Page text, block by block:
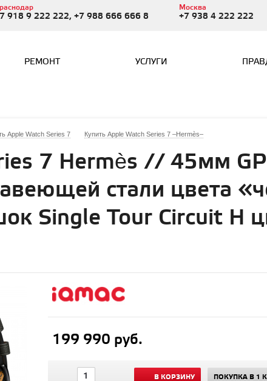
918 9 222 222, +7 988 666 666 8
Москва
+7 938 4 222 222
РЕМОНТ УСЛУГИ
Apple Watch Series 7 Купить Apple Watch Series 7 –Hermès–
7 Hermès // 45мм
стали цвета
Single Tour Circuit H
199 990 руб.
В КОРЗИНУ ПОКУПКА В 1